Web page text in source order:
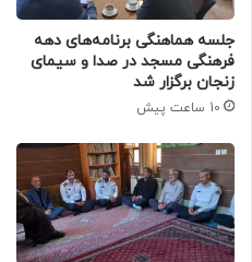
جلسه هماهنگی برنامه‌های دهه
فرهنگی مسجد در صدا و سیمای
زنجان برگزار شد
10 ساعت پیش